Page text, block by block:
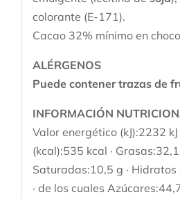
colorante (E-171).
Cacao 32% mínimo en
ALÉRGENOS
Puede contener trazas de
INFORMACIÓN
Valor energético (kJ):2232
(kcal):535 kcal ·
Saturadas:10,5 g ·
· de los cuales